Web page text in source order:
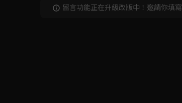
留言功能正在升級改版中！邀請你填寫